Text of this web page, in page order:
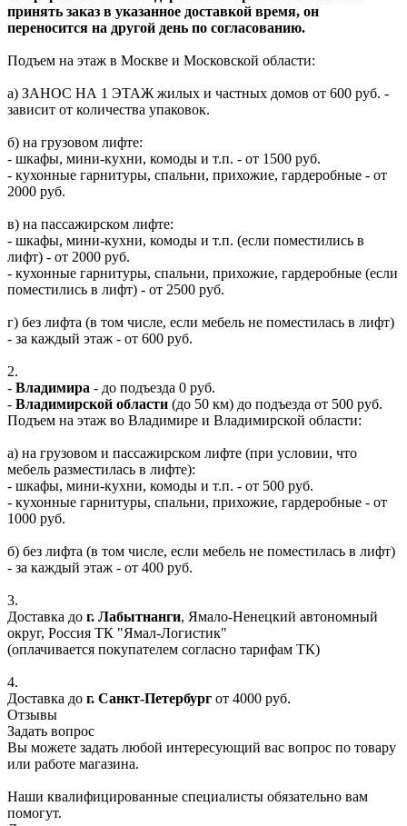
принять заказ в указанное доставкой время, он
переносится на другой день по согласованию.
Подъем на этаж в Москве и Московской области:
а) ЗАНОС НА 1 ЭТАЖ жилых и частных домов от 600 руб. -
зависит от количества упаковок.
б) на грузовом лифте:
- шкафы, мини-кухни, комоды и т.п. - от 1500 руб.
- кухонные гарнитуры, спальни, прихожие, гардеробные - от
2000 руб.
в) на пассажирском лифте:
- шкафы, мини-кухни, комоды и т.п. (если поместились в
лифт) - от 2000 руб.
- кухонные гарнитуры, спальни, прихожие, гардеробные (если
поместились в лифт) - от 2500 руб.
г) без лифта (в том числе, если мебель не поместилась в лифт)
- за каждый этаж - от 600 руб.
2.
- Владимира - до подъезда 0 руб.
- Владимирской области (до 50 км) до подъезда от 500 руб.
Подъем на этаж во Владимире и Владимирской области:
а) на грузовом и пассажирском лифте (при условии, что
мебель разместилась в лифте):
- шкафы, мини-кухни, комоды и т.п. - от 500 руб.
- кухонные гарнитуры, спальни, прихожие, гардеробные - от
1000 руб.
б) без лифта (в том числе, если мебель не поместилась в лифт)
- за каждый этаж - от 400 руб.
3.
Доставка до г. Лабытнанги, Ямало-Ненецкий автономный
округ, Россия ТК "Ямал-Логистик"
(оплачивается покупателем согласно тарифам ТК)
4.
Доставка до г. Санкт-Петербург от 4000 руб.
Отзывы
Задать вопрос
Вы можете задать любой интересующий вас вопрос по товару
или работе магазина.
Наши квалифицированные специалисты обязательно вам
помогут.